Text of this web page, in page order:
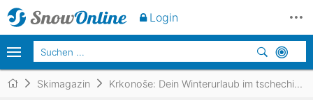
Skimagazin Krkonoše: Dein Winterurlaub im tschechischen Riesengebirge
Login